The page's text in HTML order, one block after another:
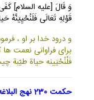
وَ قَالَ [عليه السلام]
قَوْلِهِ تَعَالَى فَلَنُحْيِيَنَّهُ
و درود خدا بر او ،
براى فراوانى نعمت
فَلْنُحْيَينه حياة طيّبة
حکمت 230 نهج البلاغه ( راه بدست آوردن روزی )